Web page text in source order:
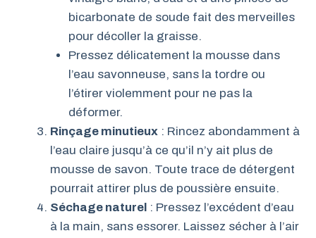
bicarbonate de soude fait des merveilles
pour décoller la graisse.
Pressez délicatement la mousse dans
l’eau savonneuse, sans la tordre ou
l’étirer violemment pour ne pas la
déformer.
Rinçage minutieux : Rincez abondamment à
l’eau claire jusqu’à ce qu’il n’y ait plus de
mousse de savon. Toute trace de détergent
pourrait attirer plus de poussière ensuite.
Séchage naturel : Pressez l’excédent d’eau
à la main, sans essorer. Laissez sécher à l’air